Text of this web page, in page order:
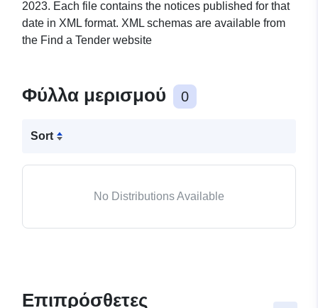
2023. Each file contains the notices published for that
date in XML format. XML schemas are available from
the Find a Tender website
Φύλλα μερισμού 0
Sort
No Distributions Available
Επιπρόσθετες